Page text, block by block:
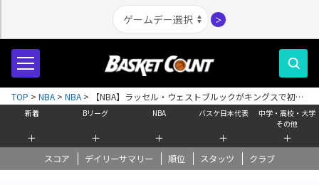
＞
新着
＋
Bリーグ
＋
NBA
＋
バスケ日本代表
＋
中学・高校・大学
その他
＋
スコア デイリーサマリー 順位 スタッツ クラブ
TOP > NBA > NBA >
【NBA】ラッセル・ウェストブルックがキングスで初の
トリプル・ダブルを記録「プレーできることに、ただただ感謝」